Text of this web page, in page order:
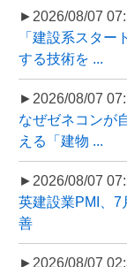
►2026/08/07
「建設系スタ
する技術を ...
►2026/08/07
なぜゼネコンが
える「建物 ...
►2026/08/07
英建設業PMI、7
善
►2026/08/07